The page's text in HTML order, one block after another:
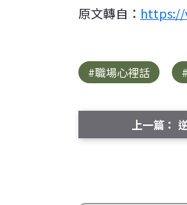
原文轉自： https://
#職場心裡話
上一篇：